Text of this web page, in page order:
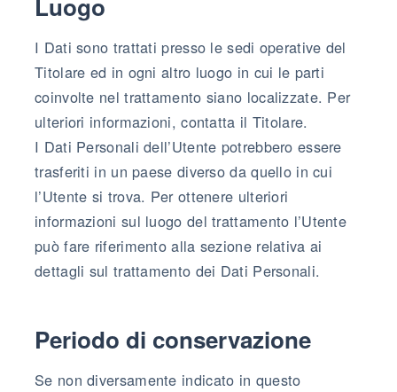
Luogo
I Dati sono trattati presso le sedi operative del
Titolare ed in ogni altro luogo in cui le parti
coinvolte nel trattamento siano localizzate. Per
ulteriori informazioni, contatta il Titolare.
I Dati Personali dell’Utente potrebbero essere
trasferiti in un paese diverso da quello in cui
l’Utente si trova. Per ottenere ulteriori
informazioni sul luogo del trattamento l’Utente
può fare riferimento alla sezione relativa ai
dettagli sul trattamento dei Dati Personali.
Periodo di conservazione
Se non diversamente indicato in questo